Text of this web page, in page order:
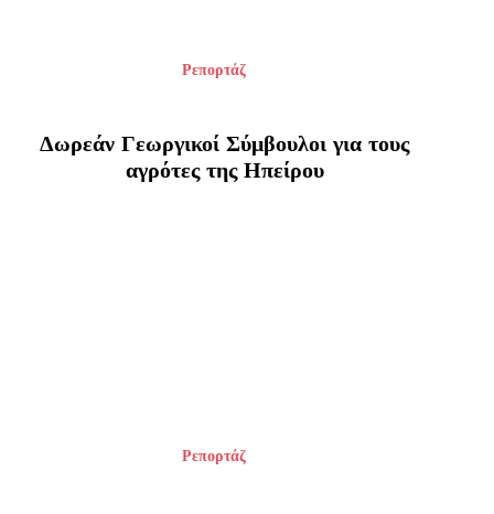
Ρεπορτάζ
Δωρεάν Γεωργικοί Σύμβουλοι για τους
αγρότες της Ηπείρου
Ρεπορτάζ